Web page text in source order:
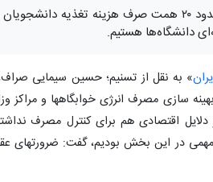
وزیر علوم با اشاره به اینکه حدود ۲۰ همت صرف هزینه
دانشگاه‌ها هستیم.
» به نقل از تسنیم؛ حسین سیمایی صراف،
سازی مصرف انرژی خوابگاهها و مراکز
اقتصادی هم برای کنترل مصرف
در این بخش بودیم، گفت: ضرورتهای